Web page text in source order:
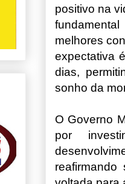
positivo na
melhores
expectativa
dias,
sonho da
O Governo
por